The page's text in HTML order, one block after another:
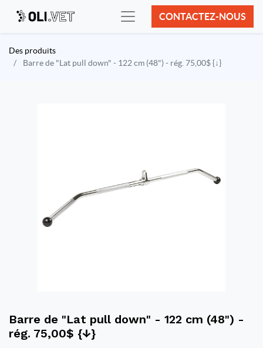
CONTACTEZ-NOUS
Des produits
Barre de "Lat pull down" - 122 cm (48") - rég. 75,00$ {↓}
Barre de "Lat pull down" - 122 cm (48") -
rég. 75,00$ {↓}